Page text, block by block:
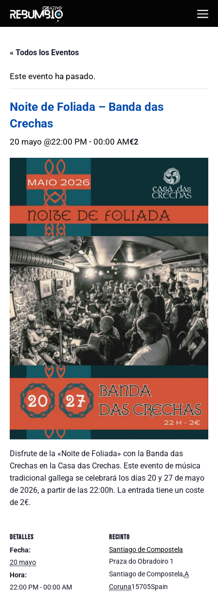
contenido
« Todos los Eventos
Este evento ha pasado.
Noite de Foliada – Banda das
Crechas
20 mayo @22:00 PM - 00:00 AM€2
Disfrute de la «Noite de Foliada» con la Banda das
Crechas en la Casa das Crechas. Este evento de música
tradicional gallega se celebrará los días 20 y 27 de mayo
de 2026, a partir de las 22:00h. La entrada tiene un coste
de 2€.
DETALLES
Fecha:
20 mayo
Hora:
22:00 PM - 00:00 AM
RECINTO
Santiago de Compostela
Praza do Obradoiro 1
Santiago de Compostela,A
Coruna15705Spain